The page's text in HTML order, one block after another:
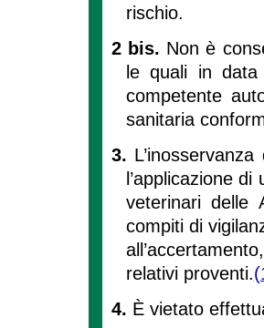
rischio.
2 bis. Non è
le quali in
competente
sanitaria
3.
l’applicazione
veterinari delle
compiti di
relativi proventi.
4. È vietato